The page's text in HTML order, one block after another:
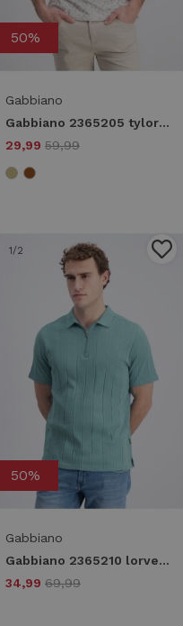
50%
Gabbiano
Gabbiano 2365205 tylor Poloshirts 102 ecru
29,99 59,99
1/2
50%
Gabbiano
Gabbiano 2365210 lorven Poloshirts 5888 lagoon green
34,99 69,99